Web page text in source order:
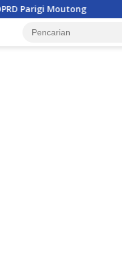
Penghulu di Parigi